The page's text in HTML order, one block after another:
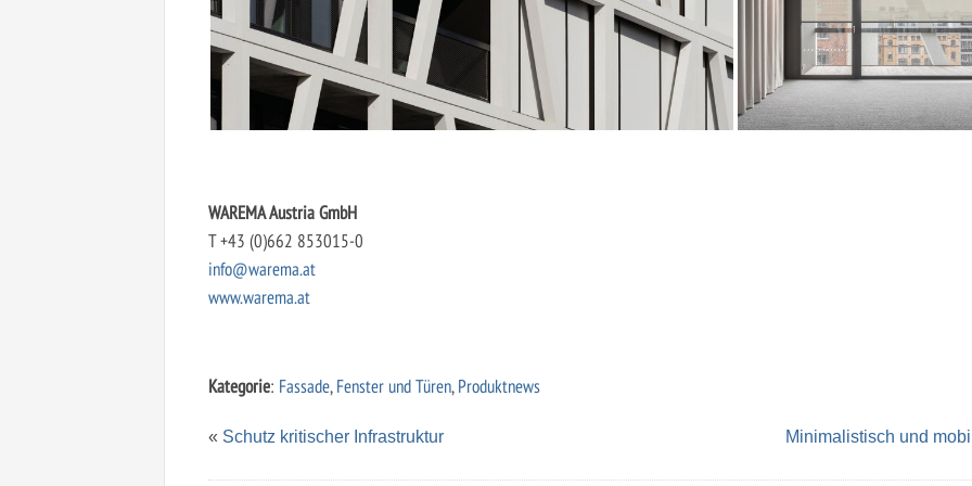
WAREMA Austria GmbH
T +43 (0)662 853015-0
info@warema.at
www.warema.at
Kategorie: Fassade,Fenster und Türen,Produktnews
« Schutz kritischer Infrastruktur Minimalistisch und